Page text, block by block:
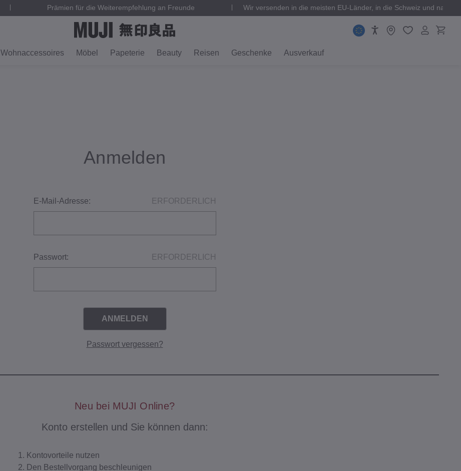
Prämien für die Weiterempfehlung an Freunde Wir versenden in die meisten EU-Länder, in die Schweiz und nach
Wohnaccessoires Möbel Papeterie Beauty Reisen Geschenke Ausverkauf
Anmelden
E-Mail-Adresse: ERFORDERLICH
Passwort: ERFORDERLICH
Passwort vergessen?
Neu bei MUJI Online?
Konto erstellen und Sie können dann:
Kontovorteile nutzen
Den Bestellvorgang beschleunigen